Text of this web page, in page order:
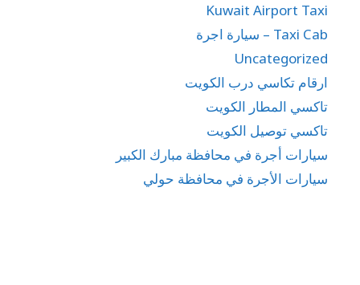
Kuwait Airport Taxi
Taxi Cab – سيارة اجرة
Uncategorized
ارقام تكاسي درب الكويت
تاكسي المطار الكويت
تاكسي توصيل الكويت
سيارات أجرة في محافظة مبارك الكبير
سيارات الأجرة في محافظة حولي